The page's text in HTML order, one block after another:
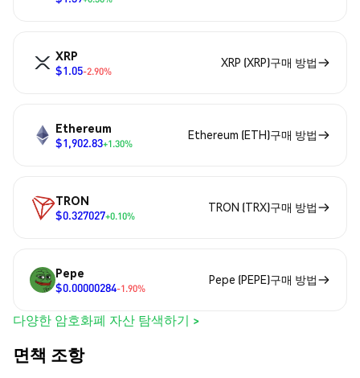
XRP
$1.05-2.90%
XRP (XRP)구매 방법
Ethereum
$1,902.83+1.30%
Ethereum (ETH)구매 방법
TRON
$0.327027+0.10%
TRON (TRX)구매 방법
Pepe
$0.00000284-1.90%
Pepe (PEPE)구매 방법
다양한 암호화폐 자산 탐색하기 >
면책 조항